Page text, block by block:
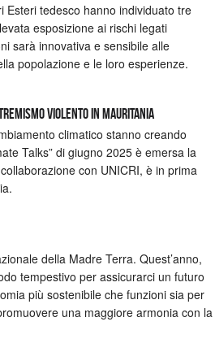
Esteri tedesco hanno individuato tre
esposizione ai rischi legati
sarà innovativa e sensibile alle
popolazione e le loro esperienze.
violento in Mauritania
climatico stanno creando
Talks” di giugno 2025 è emersa la
con UNICRI, è in prima
della Madre Terra. Quest’anno,
tempestivo per assicurarci un futuro
più sostenibile che funzioni sia per
una maggiore armonia con la